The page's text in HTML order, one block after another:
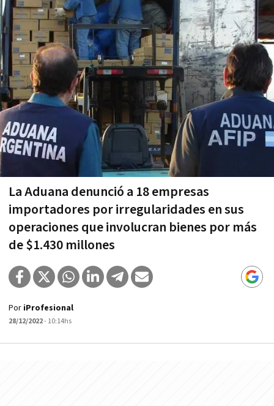
La Aduana denunció a 18 empresas
importadores por irregularidades en sus
operaciones que involucran bienes por más
de $1.430 millones
Por iProfesional
28/12/2022- 10:14hs